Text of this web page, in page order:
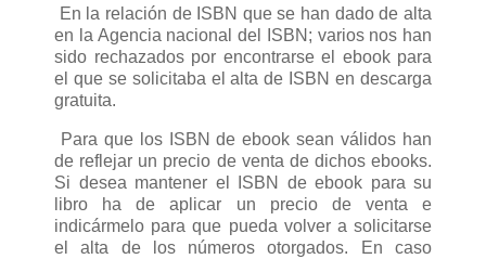
En la relación de ISBN que se han dado de alta
en la Agencia nacional del ISBN; varios nos han
sido rechazados por encontrarse el ebook para
el que se solicitaba el alta de ISBN en descarga
gratuita.
Para que los ISBN de ebook sean válidos han
de reflejar un precio de venta de dichos ebooks.
Si desea mantener el ISBN de ebook para su
libro ha de aplicar un precio de venta e
indicármelo para que pueda volver a solicitarse
el alta de los números otorgados. En caso